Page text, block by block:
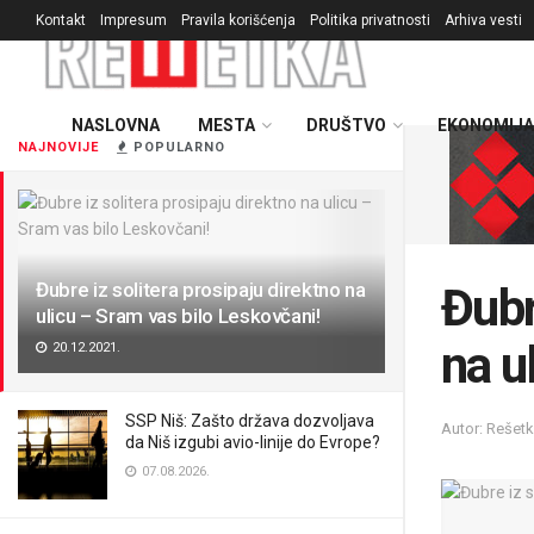
NAJNOVIJE POPULARNO
Đubre iz solitera prosipaju direktno na
ulicu – Sram vas bilo Leskovčani!
20.12.2021.
SSP Niš: Zašto država dozvoljava
da Niš izgubi avio-linije do Evrope?
07.08.2026.
Kontakt Impresum Pravila korišćenja Politika privatnosti Arhiva vesti
NASLOVNA MESTA DRUŠTVO EKONOMIJA
na
Autor: